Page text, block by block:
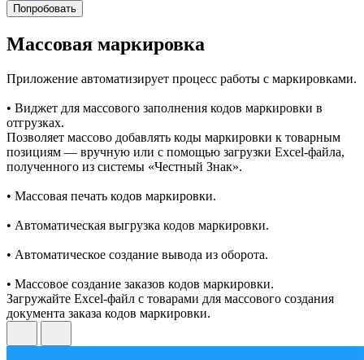
Попробовать
Массовая маркировка
Приложение автоматизирует процесс работы с маркировками.
• Виджет для массового заполнения кодов маркировки в
отгрузках.
Позволяет массово добавлять коды маркировки к товарным
позициям — вручную или с помощью загрузки Excel-файла,
полученного из системы «Честный Знак».
• Массовая печать кодов маркировки.
• Автоматическая выгрузка кодов маркировки.
• Автоматическое создание вывода из оборота.
• Массовое создание заказов кодов маркировки.
Загружайте Excel-файл с товарами для массового создания
документа заказа кодов маркировки.